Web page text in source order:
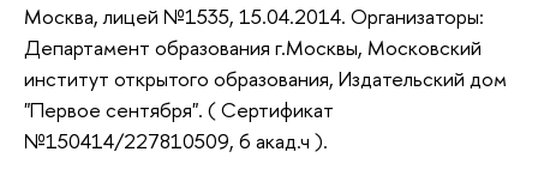
Москва, лицей №1535, 15.04.2014. Организаторы:
Департамент образования г.Москвы, Московский
институт открытого образования, Издательский дом
"Первое сентября". ( Сертификат
№150414/227810509, 6 акад.ч ).